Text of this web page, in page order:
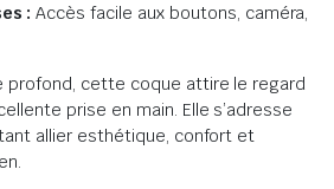
: Accès facile aux boutons, caméra,
profond, cette coque attire le regard
prise en main. Elle s’adresse
allier esthétique, confort et